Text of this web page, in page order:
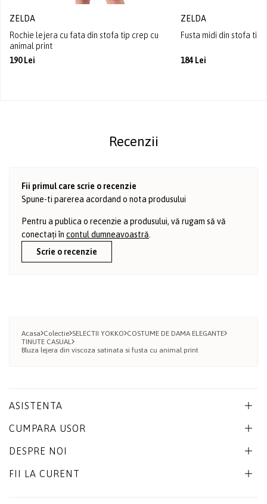
ZELDA
Rochie lejera cu fata din stofa tip crep cu
animal print
190 Lei
ZELDA
Fusta midi din stofa tip
184 Lei
Recenzii
Fii primul care scrie o recenzie
Spune-ti parerea acordand o nota produsului
Pentru a publica o recenzie a produsului, vă rugam să vă
conectați în contul dumneavoastră.
Scrie o recenzie
Acasa Colectie SELECTII YOKKO COSTUME DE DAMA ELEGANTE
TINUTE CASUAL
Bluza lejera din viscoza satinata si fusta cu animal print
ASISTENTA
CUMPARA USOR
DESPRE NOI
FII LA CURENT